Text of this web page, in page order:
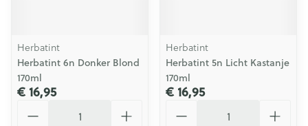
Herbatint
Herbatint 6n Donker Blond
170ml
€ 16,95
Herbatint
Herbatint 5n Licht Kastanje
170ml
€ 16,95